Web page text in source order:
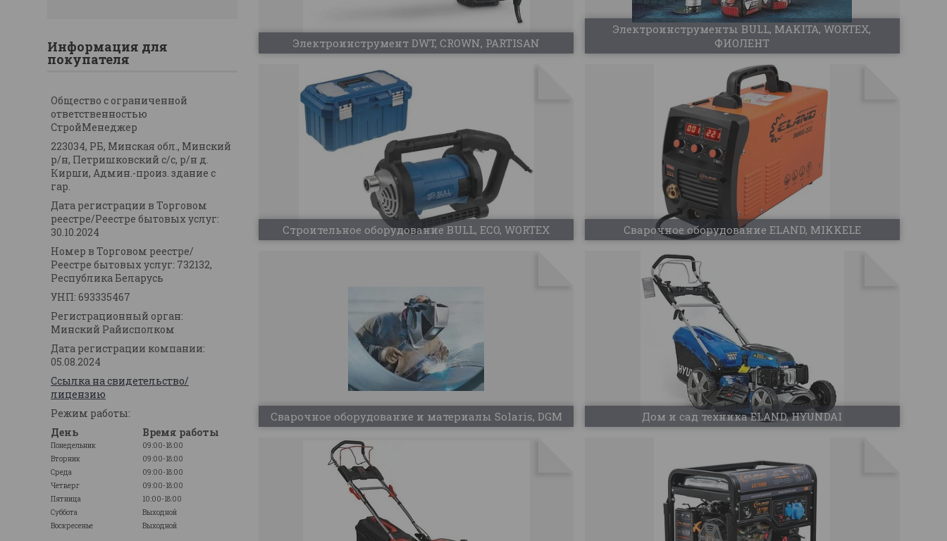
Электроинструмент DWT, CROWN, PARTISAN
Электроинструменты BULL, MAKITA, WORTEX,
ФИОЛЕНТ
Строительное оборудование BULL, ECO, WORTEX Сварочное оборудование ELAND, MIKKELE
Сварочное оборудование и материалы Solaris, DGM Дом и сад техника ELAND, HYUNDAI
Информация для
покупателя
Общество с ограниченной
ответственностью
СтройМенеджер
223034, РБ, Минская обл., Минский
р/н, Петришковский с/с, р/н д.
Кирши, Админ.-произ. здание с
гар.
Дата регистрации в Торговом
реестре/Реестре бытовых услуг:
30.10.2024
Номер в Торговом реестре/
Реестре бытовых услуг: 732132,
Республика Беларусь
УНП: 693335467
Регистрационный орган:
Минский Райисполком
Дата регистрации компании:
05.08.2024
Ссылка на свидетельство/
лицензию
Режим работы:
День
Время работы
Понедельник
09:00-18:00
Вторник
09:00-18:00
Среда
09:00-18:00
Четверг
09:00-18:00
Пятница
10:00-18:00
Суббота
Выходной
Воскресенье
Выходной